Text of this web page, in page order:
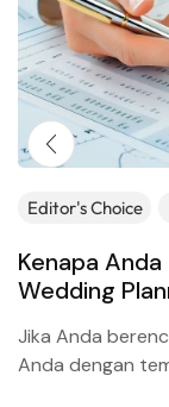
Editor's Choice
Kenapa
Wedding
Jika Anda
Anda dengan